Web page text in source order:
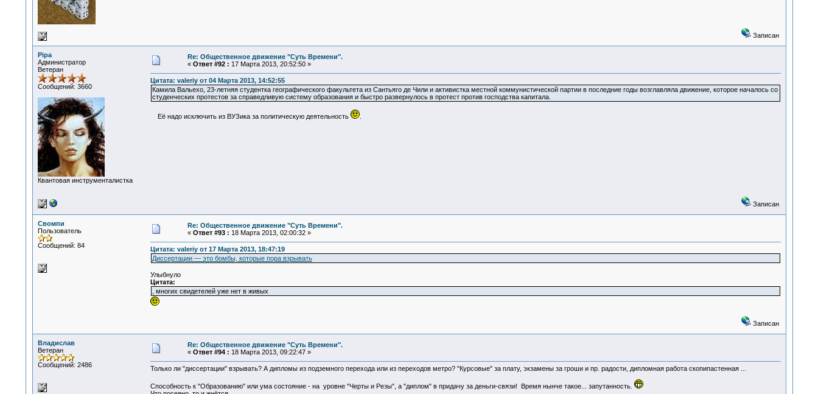
Записан
Pipa
Администратор
Ветеран
Сообщений: 3660
Квантовая инструменталистка
Re: Общественное движение "Суть Времени".
« Ответ #92 : 17 Марта 2013, 20:52:50 »
Цитата: valeriy от 04 Марта 2013, 14:52:55
Камила Вальехо, 23-летняя студентка географического факультета из Сантьяго де Чили и активистка местной коммунистической партии в последние годы возглавляла движение, которое началось со
студенческих протестов за справедливую систему образования и быстро развернулось в протест против господства капитала.
Её надо исключить из ВУЗика за политическую деятельность .
Записан
Свомпи
Пользователь
Сообщений: 84
Re: Общественное движение "Суть Времени".
« Ответ #93 : 18 Марта 2013, 02:00:32 »
Цитата: valeriy от 17 Марта 2013, 18:47:19
Диссертации — это бомбы, которые пора взрывать
Улыбнуло
Цитата:
, многих свидетелей уже нет в живых
Записан
Владислав
Ветеран
Сообщений: 2486
Re: Общественное движение "Суть Времени".
« Ответ #94 : 18 Марта 2013, 09:22:47 »
Только ли "диссертации" взрывать? А дипломы из подземного перехода или из переходов метро? "Курсовые" за плату, экзамены за гроши и пр. радости, дипломная работа скопипастенная ...
Способность к "Образованию" или ума состояние - на уровне "Черты и Резы", а "диплом" в придачу за деньги-связи! Время нынче такое... запутанность.